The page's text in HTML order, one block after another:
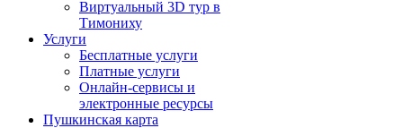
Виртуальный 3D тур в
Тимониху
Услуги
Бесплатные услуги
Платные услуги
Онлайн-сервисы и
электронные ресурсы
Пушкинская карта